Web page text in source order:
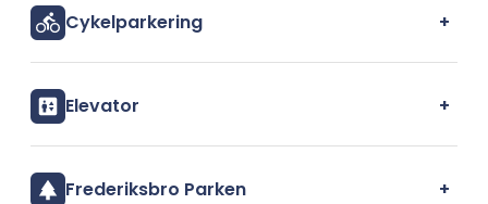
Cykelparkering +
Elevator +
Frederiksbro Parken +